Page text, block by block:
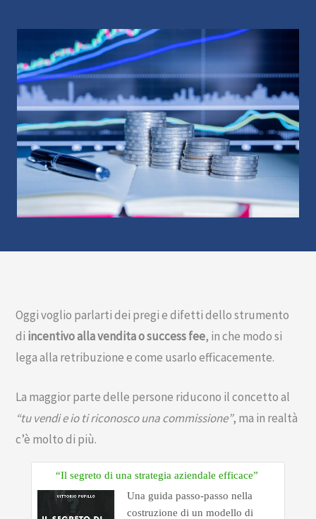
Oggi voglio parlarti dei pregi e difetti dello strumento
di incentivo alla vendita o success fee, in che modo si
lega alla retribuzione e come usarlo efficacemente.
La maggior parte delle persone riducono il concetto al
“tu vendi e io ti riconosco una commissione”, ma in realtà
c’è molto di più.
“Il segreto di una strategia aziendale efficace”
Una guida passo-passo nella
costruzione di un modello di